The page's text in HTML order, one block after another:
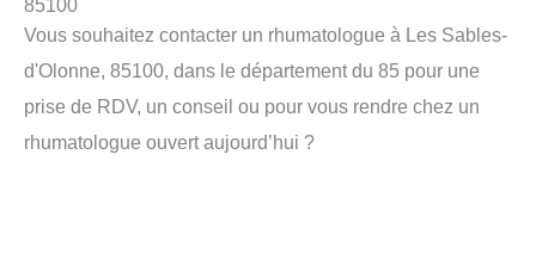
85100
Vous souhaitez contacter un rhumatologue à Les Sables-
d'Olonne, 85100, dans le département du 85 pour une
prise de RDV, un conseil ou pour vous rendre chez un
rhumatologue ouvert aujourd’hui ?